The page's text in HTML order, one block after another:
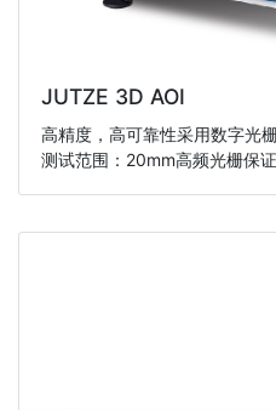
JUTZE 3D AOI
高精度，高可靠性采用数字光
测试范围：20mm高频光栅保证